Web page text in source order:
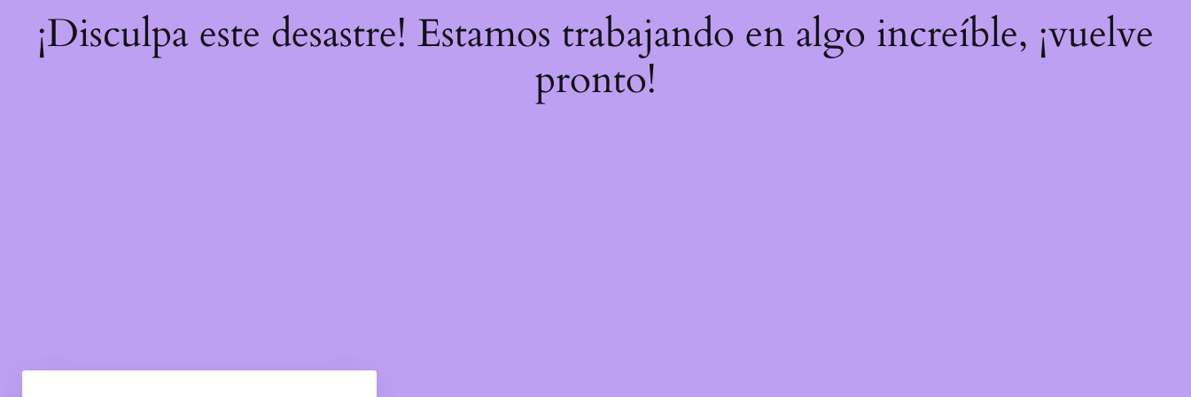
¡Disculpa este desastre! Estamos trabajando en algo increíble, ¡vuelve
pronto!